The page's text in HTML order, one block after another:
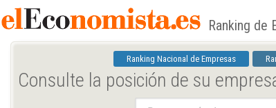
Ranking de
Ranking Nacional de Empresas
Consulte la posición de su